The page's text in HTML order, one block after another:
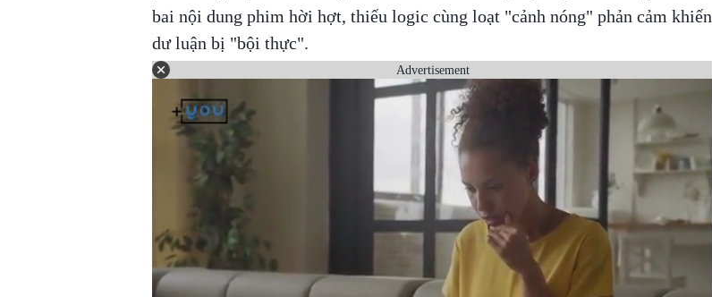
bai nội dung phim hời hợt, thiếu logic cùng loạt "cảnh nóng" phản cảm khiến
dư luận bị "bội thực".
Advertisement